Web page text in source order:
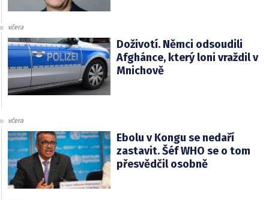
včera
Doživotí. Němci odsoudili
Afghánce, který loni vraždil v
Mnichově
včera
Ebolu v Kongu se nedaří
zastavit. Šéf WHO se o tom
přesvědčil osobně